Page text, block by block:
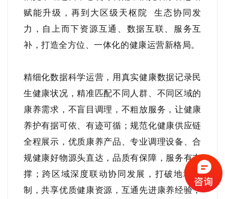
赋能升级，再到大区级天枢院
生态协同发
力，自上而下资源互通、数据互联、服务互
补，打造全方位、一体化的健康运营新格局。
精细化数据科学运营，用真实健康数据记录民
生健康状况，精准匹配不同人群、不同区域的
康养需求，不盲目调理，不粗放服务，让健康
养护有据可依、有迹可循；规范化健康供应链
全程展示，优质康养产品、专业调理设备、合
规健康好物源头直达，品质有保障，服务有支
撑；跨区域深度联动协同发展，打破地域限
制，共享优质健康资源，互通先进康养经验，